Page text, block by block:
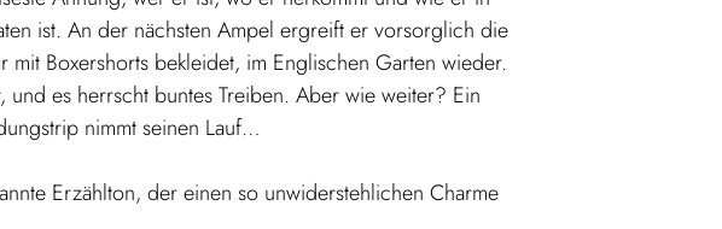
ist. An der nächsten Ampel ergreift er vorsorglich die
mit Boxershorts bekleidet, im Englischen Garten wieder.
und es herrscht buntes Treiben. Aber wie weiter? Ein
nimmt seinen Lauf…
Erzählton, der einen so unwiderstehlichen Charme